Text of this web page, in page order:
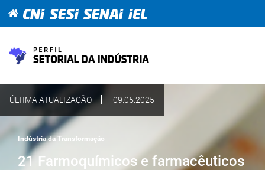
Indústria da Transformação
21 Farmoquímicos e farmacêuticos
ÚLTIMA ATUALIZAÇÃO 09.05.2025